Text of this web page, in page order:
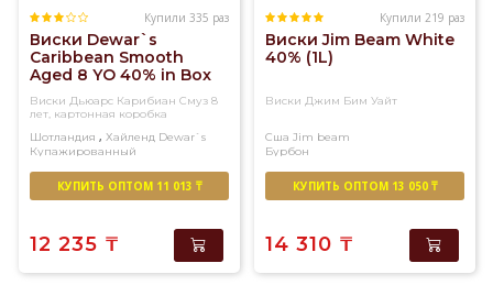
Купили 335 раз
Виски Dewar`s
Caribbean Smooth
Aged 8 YO 40% in Box
(0,7L)
Виски Дьюарс Карибиан Смуз 8
лет, картонная коробка
Шотландия , Хайленд Dewar`s
Купажированный
КУПИТЬ ОПТОМ 11 013 ₸
12 235 ₸
Купили 219 раз
Виски Jim Beam White
40% (1L)
Виски Джим Бим Уайт
Сша Jim beam
Бурбон
КУПИТЬ ОПТОМ 13 050 ₸
14 310 ₸